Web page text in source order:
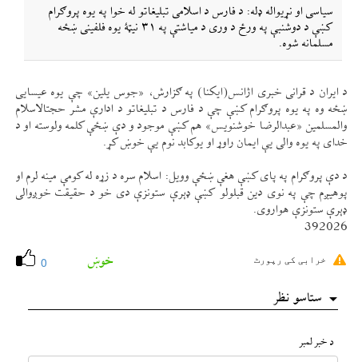
سياسی او نړيواله ډله: د فارس د اسلامی تبليغاتو له خوا په يوه پروګرام
كښې د دوشنبې په ورځ د وری د مياشتې په ٣١ نیټۀ يوه فلفينی ښځه
مسلمانه شوه.
د ايران د قرانی خبری اژانس(ايكنا) په ګزارش، «جوس يلين» چې يوه عيسايی
ښځه وه په يوه پروګرام كښې چې د فارس د تبليغاتو د ادارې مشر حجت‏الاسلام
والمسلمين «عبدالرضا خوشنويس» هم كښې موجود و دې ښځې كلمه ولوسته او د
خدای په يوه والی یې ايمان راوړ او يوكابد نوم یې خوښ كړ.
د دې پروګرام په پای كښې هغې ښځې وويل: اسلام سره د زړه له كومې مينه لرم او
پوهیږم چې په نوی دين قبلولو كښې ډېرې ستونزې دی خو د حقيقت خوږوالی
ډېرې ستونزې هواروی.
392026
0 خوښ خرابی کی رپورٹ
ستاسو نظر
د خبر لمبر